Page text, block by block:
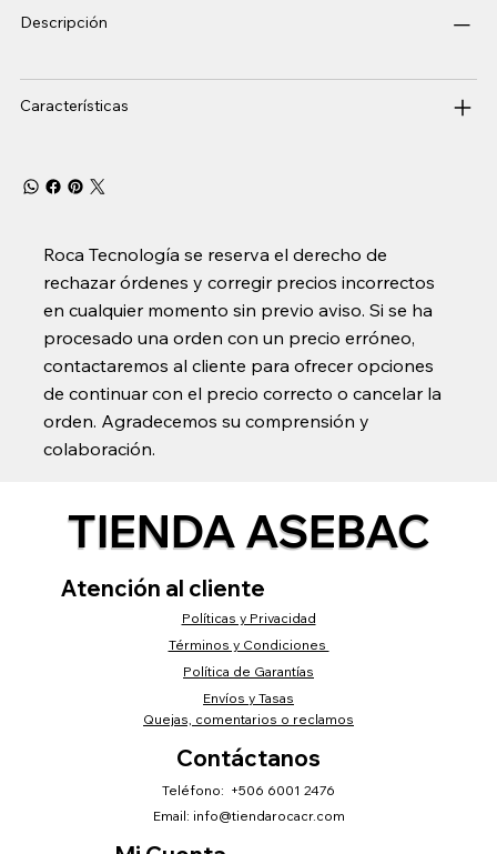
Descripción
Características
Roca Tecnología se reserva el derecho de
rechazar órdenes y corregir precios incorrectos
en cualquier momento sin previo aviso. Si se ha
procesado una orden con un precio erróneo,
contactaremos al cliente para ofrecer opciones
de continuar con el precio correcto o cancelar la
orden. Agradecemos su comprensión y
colaboración.
TIENDA ASEBAC
Atención al cliente
Políticas y Privacidad
Términos y Condiciones
Envíos y Tasas
Política de Garantías
Quejas, comentarios o reclamos
Contáctanos
Teléfono: +506 6001 2476
Email: info@tiendarocacr.com